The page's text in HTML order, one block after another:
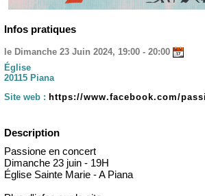
Infos pratiques
le Dimanche 23 Juin 2024, 19:00 - 20:00
Église
20115 Piana
Site web : https://www.facebook.com/
Description
Passione en concert
Dimanche 23 juin - 19H
Église Sainte Marie - A Piana